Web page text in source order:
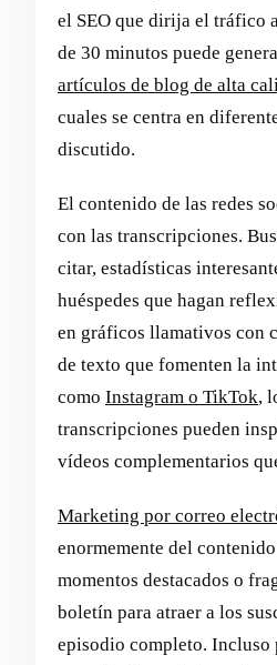
el SEO que dirija el tráfico
de 30 minutos puede
artículos de blog de alta
cuales se centra en
discutido.
El contenido de las redes
con las transcripciones.
citar, estadísticas
huéspedes que hagan
en gráficos llamativos con
de texto que fomenten la
como Instagram o TikTok,
transcripciones pueden
vídeos complementarios
Marketing por correo
enormemente del
momentos destacados o
boletín para atraer a los
episodio completo. Incluso